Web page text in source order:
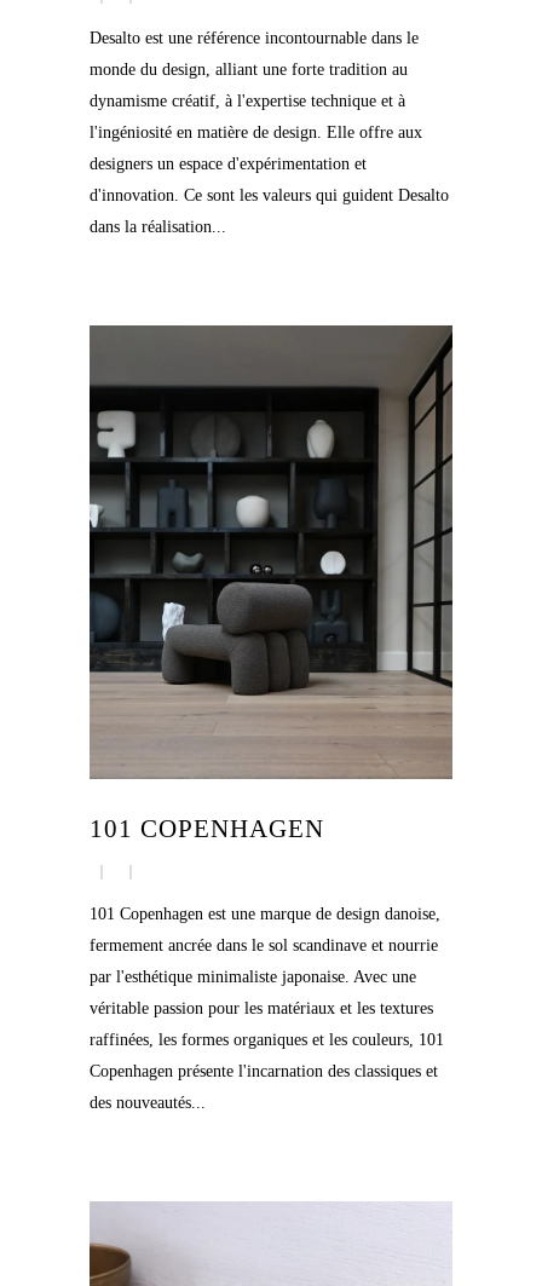
Desalto est une référence incontournable dans le
monde du design, alliant une forte tradition au
dynamisme créatif, à l'expertise technique et à
l'ingéniosité en matière de design. Elle offre aux
designers un espace d'expérimentation et
d'innovation. Ce sont les valeurs qui guident Desalto
dans la réalisation...
101 COPENHAGEN
101 Copenhagen est une marque de design danoise,
fermement ancrée dans le sol scandinave et nourrie
par l'esthétique minimaliste japonaise. Avec une
véritable passion pour les matériaux et les textures
raffinées, les formes organiques et les couleurs, 101
Copenhagen présente l'incarnation des classiques et
des nouveautés...